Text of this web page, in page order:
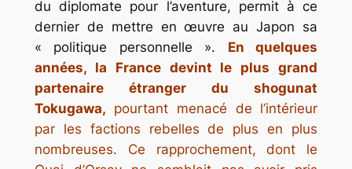
du diplomate pour l’aventure, permit à ce
dernier de mettre en œuvre au Japon sa
« politique personnelle ». En quelques
années, la France devint le plus grand
partenaire étranger du shogunat
Tokugawa, pourtant menacé de l’intérieur
par les factions rebelles de plus en plus
nombreuses. Ce rapprochement, dont le